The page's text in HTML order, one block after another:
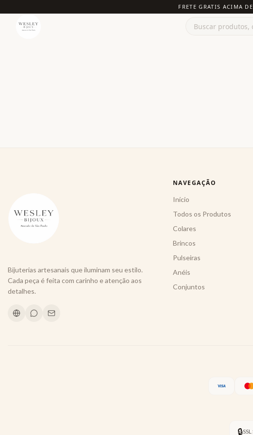
FRETE GRATIS ACIMA
Bijuterias artesanais que iluminam seu estilo.
Cada peça é feita com carinho e atenção aos
detalhes.
NAVEGAÇÃO
Início
Todos os Produtos
Colares
Brincos
Pulseiras
Anéis
Conjuntos
🔒